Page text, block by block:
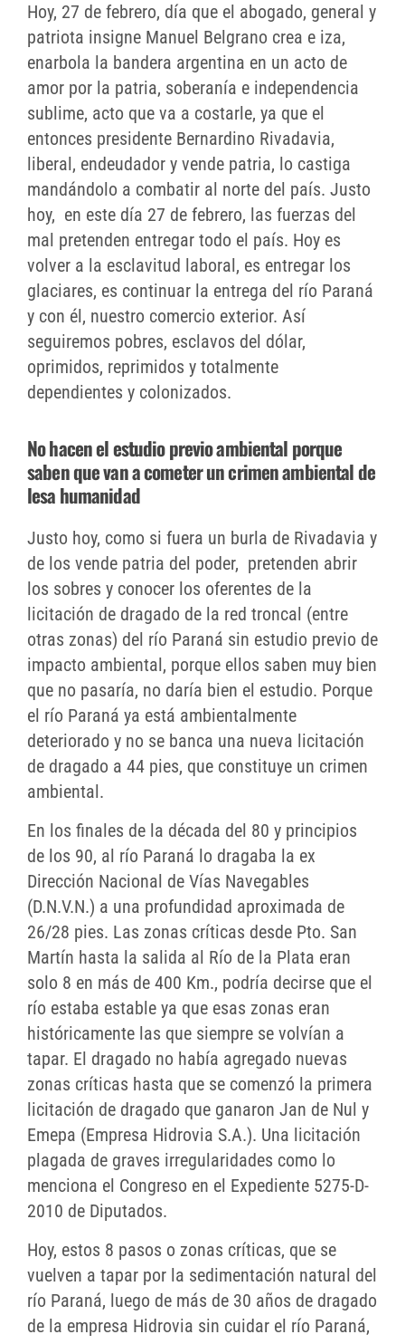
Hoy, 27 de febrero, día que el abogado, general y
patriota insigne Manuel Belgrano crea e iza,
enarbola la bandera argentina en un acto de
amor por la patria, soberanía e independencia
sublime, acto que va a costarle, ya que el
entonces presidente Bernardino Rivadavia,
liberal, endeudador y vende patria, lo castiga
mandándolo a combatir al norte del país. Justo
hoy, en este día 27 de febrero, las fuerzas del
mal pretenden entregar todo el país. Hoy es
volver a la esclavitud laboral, es entregar los
glaciares, es continuar la entrega del río Paraná
y con él, nuestro comercio exterior. Así
seguiremos pobres, esclavos del dólar,
oprimidos, reprimidos y totalmente
dependientes y colonizados.
No hacen el estudio previo ambiental porque
saben que van a cometer un crimen ambiental de
lesa humanidad
Justo hoy, como si fuera un burla de Rivadavia y
de los vende patria del poder, pretenden abrir
los sobres y conocer los oferentes de la
licitación de dragado de la red troncal (entre
otras zonas) del río Paraná sin estudio previo de
impacto ambiental, porque ellos saben muy bien
que no pasaría, no daría bien el estudio. Porque
el río Paraná ya está ambientalmente
deteriorado y no se banca una nueva licitación
de dragado a 44 pies, que constituye un crimen
ambiental.
En los finales de la década del 80 y principios
de los 90, al río Paraná lo dragaba la ex
Dirección Nacional de Vías Navegables
(D.N.V.N.) a una profundidad aproximada de
26/28 pies. Las zonas críticas desde Pto. San
Martín hasta la salida al Río de la Plata eran
solo 8 en más de 400 Km., podría decirse que el
río estaba estable ya que esas zonas eran
históricamente las que siempre se volvían a
tapar. El dragado no había agregado nuevas
zonas críticas hasta que se comenzó la primera
licitación de dragado que ganaron Jan de Nul y
Emepa (Empresa Hidrovia S.A.). Una licitación
plagada de graves irregularidades como lo
menciona el Congreso en el Expediente 5275-D-
2010 de Diputados.
Hoy, estos 8 pasos o zonas críticas, que se
vuelven a tapar por la sedimentación natural del
río Paraná, luego de más de 30 años de dragado
de la empresa Hidrovia sin cuidar el río Paraná,